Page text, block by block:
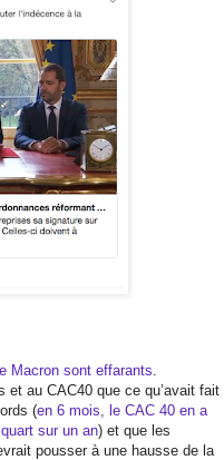
Macron sont effarants
au CAC40 que ce qu’avait fait
(en 6 mois, le CAC 40 en a
sur un an) et que les
pousser à une hausse de la